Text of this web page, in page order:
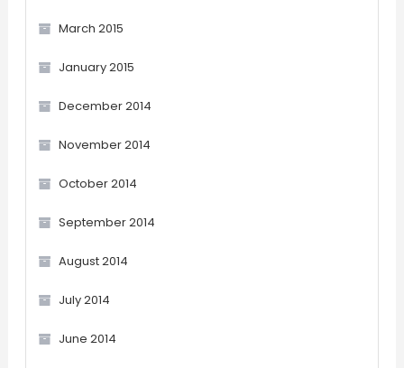
March 2015
January 2015
December 2014
November 2014
October 2014
September 2014
August 2014
July 2014
June 2014